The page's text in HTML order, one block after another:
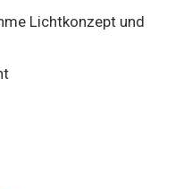
Lichtkonzept und